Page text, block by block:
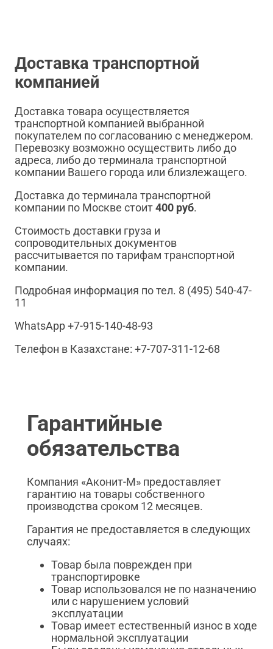
Доставка транспортной
компанией
Доставка товара осуществляется
транспортной компанией выбранной
покупателем по согласованию с менеджером.
Перевозку возможно осуществить либо до
адреса, либо до терминала транспортной
компании Вашего города или близлежащего.
Доставка до терминала транспортной
компании по Москве стоит400 руб.
Стоимость доставки груза и
сопроводительных документов
рассчитывается по тарифам транспортной
компании.
Подробная информация по тел. 8 (495) 540-47-
11
WhatsApp +7-915-140-48-93
Телефон в Казахстане: +7-707-311-12-68
Гарантийные
обязательства
Компания «Аконит-М» предоставляет
гарантию на товары собственного
производства сроком 12 месяцев.
Гарантия не предоставляется в следующих
случаях:
Товар была поврежден при
транспортировке
Товар использовался не по назначению
или с нарушением условий
эксплуатации
Товар имеет естественный износ в ходе
нормальной эксплуатации